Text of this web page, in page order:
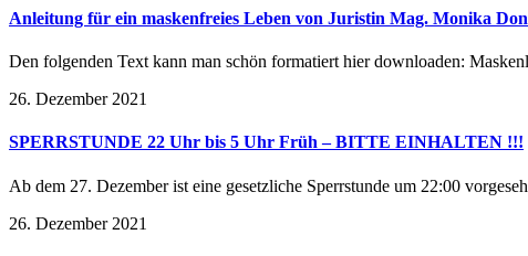
Anleitung für ein maskenfreies Leben von Juristin Mag. Monika
Den folgenden Text kann man schön formatiert hier downloaden:
26. Dezember 2021
SPERRSTUNDE 22 Uhr bis 5 Uhr Früh – BITTE EINHALTEN !!!
Ab dem 27. Dezember ist eine gesetzliche Sperrstunde um 22:00
26. Dezember 2021